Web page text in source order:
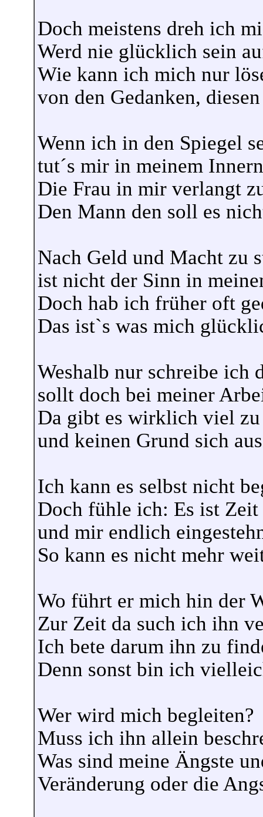
Doch meistens dreh ich
Werd nie glücklich sein
Wie kann ich mich nur
von den Gedanken,
Wenn ich in den Spiegel
tut´s mir in meinem
Die Frau in mir verlangt
Den Mann den soll es
Nach Geld und Macht zu
ist nicht der Sinn in
Doch hab ich früher oft
Das ist`s was mich
Weshalb nur schreibe ich
sollt doch bei meiner
Da gibt es wirklich viel
und keinen Grund sich
Ich kann es selbst nicht
Doch fühle ich: Es ist
und mir endlich
So kann es nicht mehr
Wo führt er mich hin der
Zur Zeit da such ich ihn
Ich bete darum ihn zu
Denn sonst bin ich
Wer wird mich begleiten?
Muss ich ihn allein
Was sind meine Ängste
Veränderung oder die